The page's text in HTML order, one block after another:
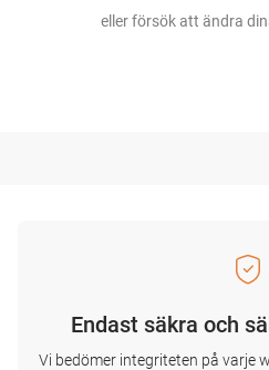
eller försök att ändra
Endast säkra och
Vi bedömer integriteten på varje